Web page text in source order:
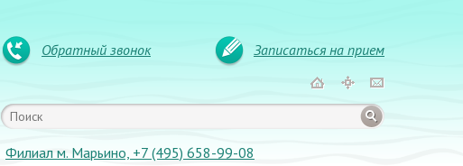
Обратный звонок Записаться на прием
Филиал м. Марьино, +7 (495) 658-99-08